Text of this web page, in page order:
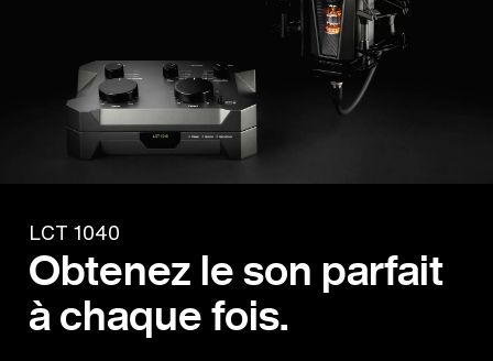
LCT 1040
Obtenez le son parfait
à chaque fois.